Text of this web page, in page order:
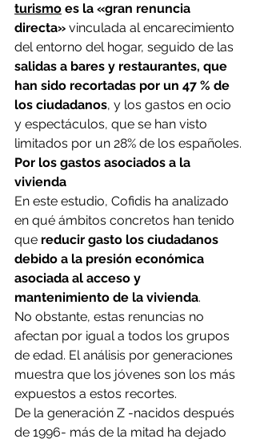
turismo es la «gran renuncia
directa» vinculada al encarecimiento
del entorno del hogar, seguido de las
salidas a bares y restaurantes, que
han sido recortadas por un 47 % de
los ciudadanos, y los gastos en ocio
y espectáculos, que se han visto
limitados por un 28% de los españoles.
Por los gastos asociados a la
vivienda
En este estudio, Cofidis ha analizado
en qué ámbitos concretos han tenido
que reducir gasto los ciudadanos
debido a la presión económica
asociada al acceso y
mantenimiento de la vivienda.
No obstante, estas renuncias no
afectan por igual a todos los grupos
de edad. El análisis por generaciones
muestra que los jóvenes son los más
expuestos a estos recortes.
De la generación Z -nacidos después
de 1996- más de la mitad ha dejado